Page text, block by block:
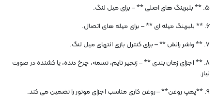
5. ** بلبرینگ های اصلی ** – برای میل لنگ.
6. ** بلبرینگ میله ای ** – برای میله های اتصال.
7. ** واشر رانش ** – برای کنترل بازی انتهای میل لنگ.
8. ** اجزای زمان بندی ** – زنجیر تایم، تسمه، چرخ دنده، یا کشنده در صورت
نیاز.
9. **پمپ روغن** – روغن کاری مناسب اجزای موتور را تضمین می کند.